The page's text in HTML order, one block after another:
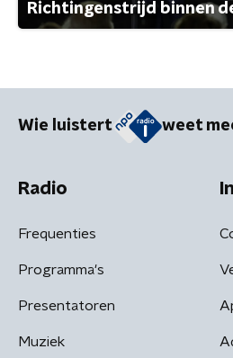
Richtingenstrijd binnen
Wie luistert weet
Radio
Frequenties
Programma's
Presentatoren
Muziek